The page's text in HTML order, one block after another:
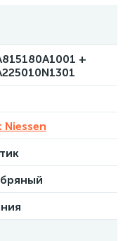
+
Niessen